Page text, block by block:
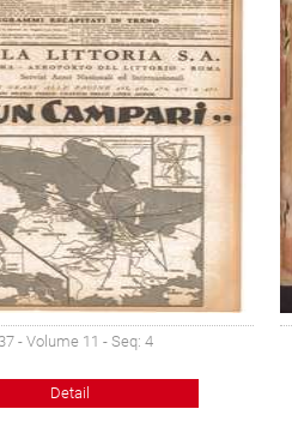
- Volume 11 - Seq: 4
Detail